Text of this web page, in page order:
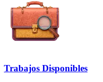
Trabajos Disponibles